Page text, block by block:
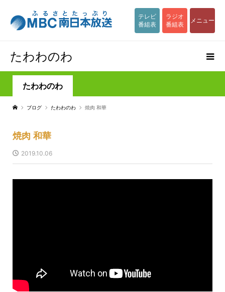
テレビ
番組表
ラジオ
番組表
メニュー
たわわのわ
たわわのわ
ブログ たわわのわ 焼肉 和華
焼肉 和華
2019.10.06